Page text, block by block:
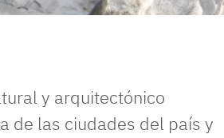
y arquitectónico
de las ciudades del país y